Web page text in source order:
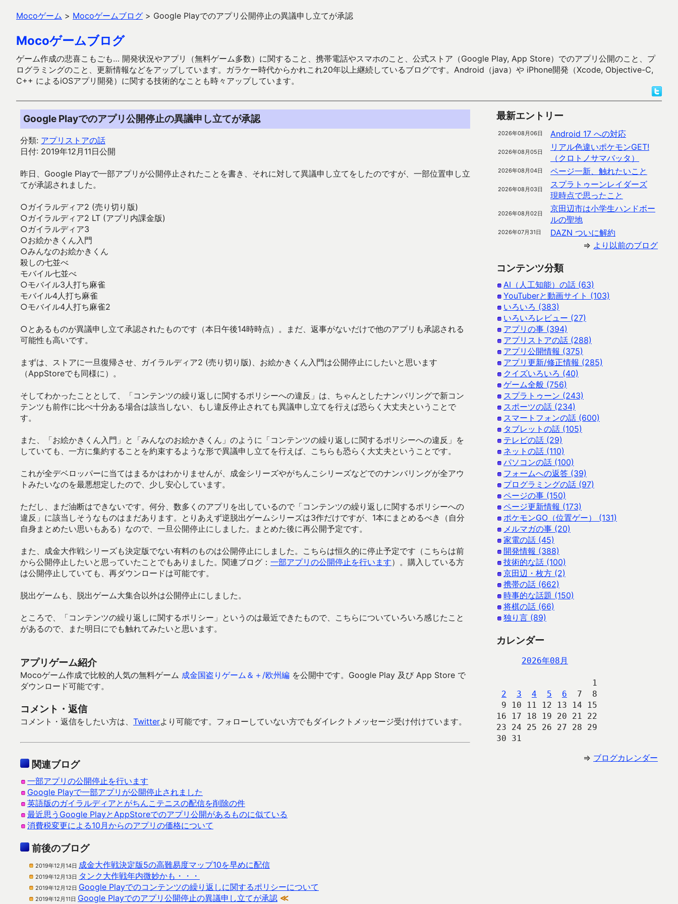
Mocoゲーム > Mocoゲームブログ > Google Playでのアプリ公開停止の異議申し立てが承認
Mocoゲームブログ
ゲーム作成の悲喜こもごも… 開発状況やアプリ（無料ゲーム多数）に関すること、携帯電話やスマホのこと、公式ストア（Google Play, App Store）でのアプリ公開のこと、プ
ログラミングのこと、更新情報などをアップしています。ガラケー時代からかれこれ20年以上継続しているブログです。Android（java）や iPhone開発（Xcode, Objective-C,
C++ によるiOSアプリ開発）に関する技術的なことも時々アップしています。
Google Playでのアプリ公開停止の異議申し立てが承認
分類: アプリストアの話
日付: 2019年12月11日公開
昨日、Google Playで一部アプリが公開停止されたことを書き、それに対して異議申し立てをしたのですが、一部位置申し立
てが承認されました。
○ガイラルディア2 (売り切り版)
○ガイラルディア2 LT (アプリ内課金版)
○ガイラルディア3
○お絵かきくん入門
○みんなのお絵かきくん
殺しの七並べ
モバイル七並べ
○モバイル3人打ち麻雀
モバイル4人打ち麻雀
○モバイル4人打ち麻雀2
○とあるものが異議申し立て承認されたものです（本日午後14時時点）。まだ、返事がないだけで他のアプリも承認される
可能性も高いです。
まずは、ストアに一旦復帰させ、ガイラルディア2 (売り切り版)、お絵かきくん入門は公開停止にしたいと思います
（AppStoreでも同様に）。
そしてわかったこととして、「コンテンツの繰り返しに関するポリシーへの違反」は、ちゃんとしたナンバリングで新コン
テンツも前作に比べ十分ある場合は該当しない、もし違反停止されても異議申し立てを行えば恐らく大丈夫ということで
す。
また、「お絵かきくん入門」と「みんなのお絵かきくん」のように「コンテンツの繰り返しに関するポリシーへの違反」を
していても、一方に集約することを約束するような形で異議申し立てを行えば、こちらも恐らく大丈夫ということです。
これが全デベロッパーに当てはまるかはわかりませんが、成金シリーズやがちんこシリーズなどでのナンバリングが全アウ
トみたいなのを最悪想定したので、少し安心しています。
ただし、まだ油断はできないです。何分、数多くのアプリを出しているので「コンテンツの繰り返しに関するポリシーへの
違反」に該当しそうなものはまだあります。とりあえず逆脱出ゲームシリーズは3作だけですが、1本にまとめるべき（自分
自身まとめたい思いもある）なので、一旦公開停止にしました。まとめた後に再公開予定です。
また、成金大作戦シリーズも決定版でない有料のものは公開停止にしました。こちらは恒久的に停止予定です（こちらは前
から公開停止したいと思っていたことでもありました。関連ブログ： 一部アプリの公開停止を行います）。購入している方
は公開停止していても、再ダウンロードは可能です。
脱出ゲームも、脱出ゲーム大集合以外は公開停止にしました。
ところで、「コンテンツの繰り返しに関するポリシー」というのは最近できたもので、こちらについていろいろ感じたこと
があるので、また明日にでも触れてみたいと思います。
アプリゲーム紹介
Mocoゲーム作成で比較的人気の無料ゲーム 成金国盗りゲーム＆＋/欧州編 を公開中です。Google Play 及び App Store で
ダウンロード可能です。
コメント・返信
コメント・返信をしたい方は、 Twitterより可能です。フォローしていない方でもダイレクトメッセージ受け付けています。
関連ブログ
一部アプリの公開停止を行います
Google Playで一部アプリが公開停止されました
英語版のガイラルディアとがちんこテニスの配信を削除の件
最近思うGoogle PlayとAppStoreでのアプリ公開があるものに似ている
消費税変更による10月からのアプリの価格について
前後のブログ
2019年12月14日 成金大作戦決定版5の高難易度マップ10を早めに配信
2019年12月13日 タンク大作戦年内微妙かも・・・
2019年12月12日 Google Playでのコンテンツの繰り返しに関するポリシーについて
2019年12月11日 Google Playでのアプリ公開停止の異議申し立てが承認 ≪
最新エントリー
2026年08月06日 Android 17 への対応
2026年08月05日
リアル色違いポケモンGET!
（クロトノサマバッタ）
2026年08月04日 ページ一新、触れたいこと
2026年08月03日
スプラトゥーンレイダーズ
現時点で思ったこと
2026年08月02日
京田辺市は小学生ハンドボー
ルの聖地
2026年07月31日
DAZN ついに解約
⇒ より以前のブログ
コンテンツ分類
AI（人工知能）の話 (63)
YouTuberと動画サイト (103)
いろいろ (383)
いろいろレビュー (27)
アプリの事 (394)
アプリストアの話 (288)
アプリ公開情報 (375)
アプリ更新/修正情報 (285)
クイズいろいろ (40)
ゲーム全般 (756)
スプラトゥーン (243)
スポーツの話 (234)
スマートフォンの話 (600)
タブレットの話 (105)
テレビの話 (29)
ネットの話 (110)
パソコンの話 (100)
フォームへの返答 (39)
プログラミングの話 (97)
ページの事 (150)
ページ更新情報 (173)
ポケモンGO（位置ゲー） (131)
メルマガの事 (20)
家電の話 (45)
開発情報 (388)
技術的な話 (100)
京田辺・枚方 (2)
携帯の話 (662)
時事的な話題 (150)
将棋の話 (66)
独り言 (89)
カレンダー
2026年08月
                   1
2
3 4 5 6
  7  8
9 10 11 12 13 14 15
16 17 18 19 20 21 22
23 24 25 26 27 28 29
30 31
⇒ ブログカレンダー